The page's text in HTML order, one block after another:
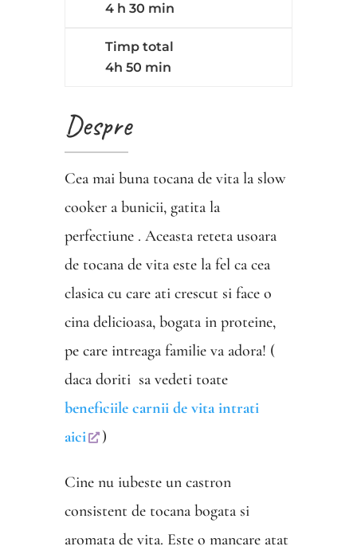
4 h 30 min
Timp total
4h 50 min
Despre
Cea mai buna tocana de vita la slow
cooker a bunicii, gatita la
perfectiune . Aceasta reteta usoara
de tocana de vita este la fel ca cea
clasica cu care ati crescut si face o
cina delicioasa, bogata in proteine,
pe care intreaga familie va adora! (
daca doriti sa vedeti toate
beneficiile carnii de vita intrati
aici
)
Cine nu iubeste un castron
consistent de tocana bogata si
aromata de vita. Este o mancare atat